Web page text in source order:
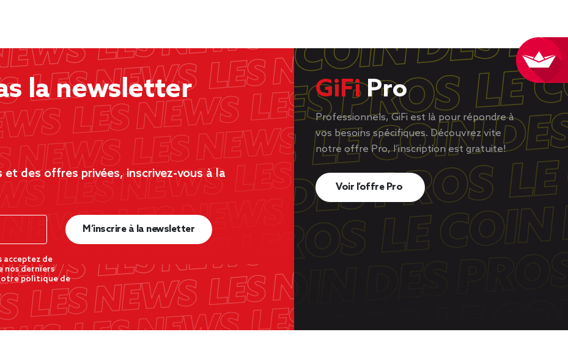
la newsletter
des offres privées, inscrivez-vous à la
acceptez de
nos derniers
politique de
M’inscrire à la newsletter
GiFiPro
Professionnels, GiFi est là pour répondre à
vos besoins spécifiques. Découvrez vite
notre offre Pro, l’inscription est gratuite!
Voir l’offre Pro